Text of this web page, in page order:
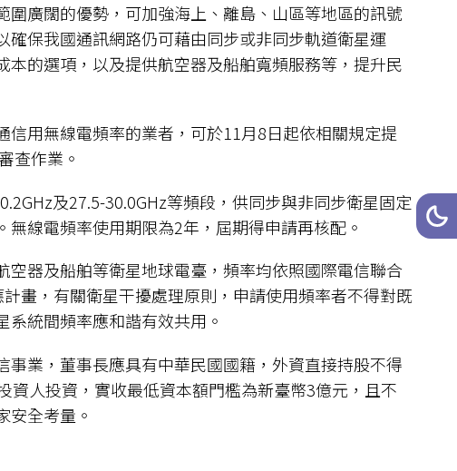
網站
深
廣闊的優勢，可加強海上、離島、山區等地區的訊號
保我國通訊網路仍可藉由同步或非同步軌道衛星運
的選項，以及提供航空器及船舶寬頻服務等，提升民
用無線電頻率的業者，可於11月8日起依相關規定提
查作業。
及27.5-30.0GHz等頻段，供同步與非同步衛星固定
線電頻率使用期限為2年，屆期得申請再核配。
器及船舶等衛星地球電臺，頻率均依照國際電信聯合
畫，有關衛星干擾處理原則，申請使用頻率者不得對既
統間頻率應和諧有效共用。
業，董事長應具有中華民國國籍，外資直接持股不得
人投資，實收最低資本額門檻為新臺幣3億元，且不
安全考量。